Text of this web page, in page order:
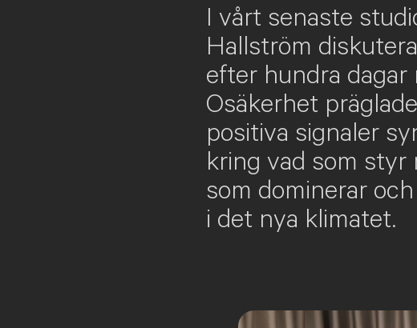
I vårt senaste
Hallström
efter hundra
Osäkerhet
positiva signaler
kring vad som styr
som dominerar
i det nya klimatet.